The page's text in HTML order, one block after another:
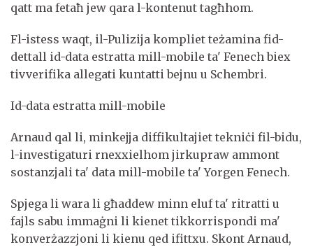
qatt ma fetaħ jew qara l-kontenut tagħhom.
Fl-istess waqt, il-Pulizija kompliet teżamina fid-
dettall id-data estratta mill-mobile ta' Fenech biex
tivverifika allegati kuntatti bejnu u Schembri.
Id-data estratta mill-mobile
Arnaud qal li, minkejja diffikultajiet tekniċi fil-bidu,
l-investigaturi rnexxielhom jirkupraw ammont
sostanzjali ta' data mill-mobile ta' Yorgen Fenech.
Spjega li wara li għaddew minn eluf ta' ritratti u
fajls sabu immaġni li kienet tikkorrispondi ma'
konverżazzjoni li kienu qed ifittxu. Skont Arnaud,